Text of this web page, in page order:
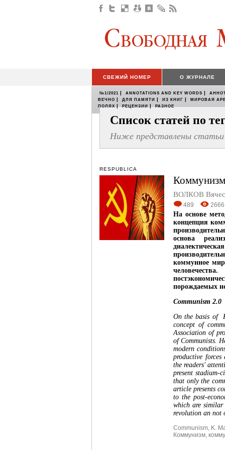
СВЕЖИЙ НОМЕР О ЖУРНАЛЕ
№1/2021 | ANNOTATIONS AND KEY WORDS |
ВЕЧНО | ДЛЯ ПАМЯТИ | ИЗ КНИГ |
МИРОВАЯ
ПОЛЯХ | РЕЦЕНЗИИ | РАЗНОЕ
Список статей по
Ниже представлены
RESPUBLICA
ВОЛКОВ
489
На основе
концепция
основа
коммунное
порождаемых
Communism 2.0
On the basis of
concept of
Association of
of Communists.
modern
productive forces
the readers'
present stadium-
that only the
article presents
to the post-
which are
revolution an not
Communism, K.
Коммунизм,